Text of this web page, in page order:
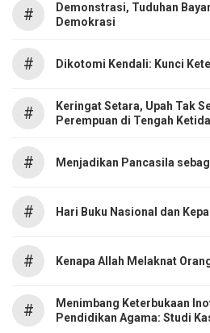
#
Demonstrasi, Tuduhan
Demokrasi
# Dikotomi Kendali: Kunci
#
Keringat Setara, Upah Tak
Perempuan di Tengah
# Menjadikan Pancasila
# Hari Buku Nasional dan
# Kenapa Allah Melaknat
#
Menimbang Keterbukaan
Pendidikan Agama: Studi